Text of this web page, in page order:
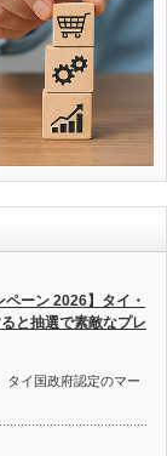
ペーン 2026】タイ・
と抽選で素敵なプレ
タイ国政府認定のマー